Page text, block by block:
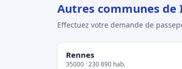
Autres communes de
Effectuez votre demande de
Rennes
35000 · 230 890 hab.